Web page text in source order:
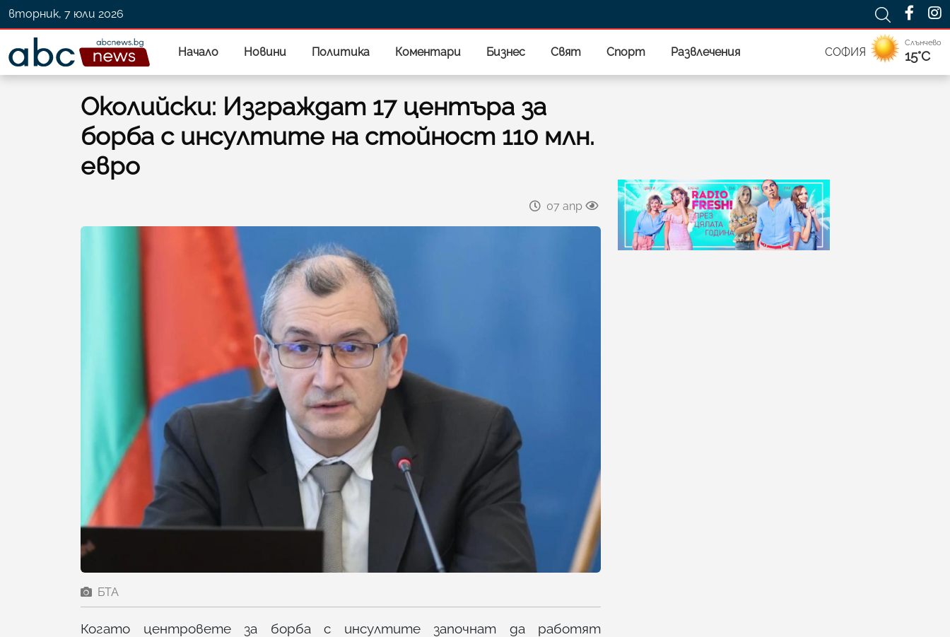
вторник, 7 юли 2026
Начало Новини Политика Коментари Бизнес Свят Спорт Развлечения СОФИЯ
Слънчево
15°C
Околийски: Изграждат 17 центъра за
борба с инсултите на стойност 110 млн.
евро
07 апр
БТА
Когато центровете за борба с инсултите започнат да работят